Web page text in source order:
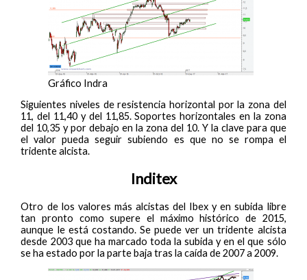
Gráfico Indra
Siguientes niveles de resistencia horizontal por la zona del
11, del 11,40 y del 11,85. Soportes horizontales en la zona
del 10,35 y por debajo en la zona del 10. Y la clave para que
el valor pueda seguir subiendo es que no se rompa el
tridente alcista.
Inditex
Otro de los valores más alcistas del Ibex y en subida libre
tan pronto como supere el máximo histórico de 2015,
aunque le está costando. Se puede ver un tridente alcista
desde 2003 que ha marcado toda la subida y en el que sólo
se ha estado por la parte baja tras la caída de 2007 a 2009.